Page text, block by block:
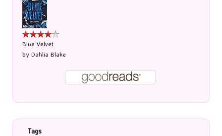
Blue Velvet
by Dahlia Blake
Tags